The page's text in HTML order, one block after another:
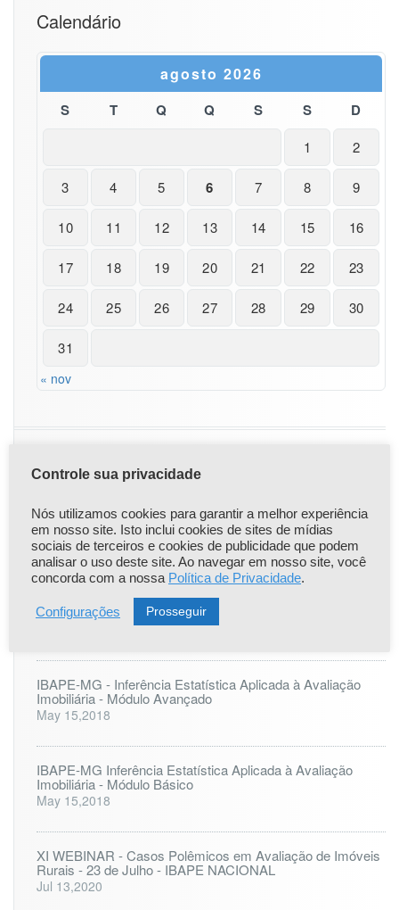
Calendário
agosto 2026
S T Q Q S S D
1 2
3 4 5 6 7 8 9
10 11 12 13 14 15 16
17 18 19 20 21 22 23
24 25 26 27 28 29 30
31
« nov
Popular | Recent | Comentário
Comunicado Importante
Apr 22,2021
ONLINE: LAUDO PERICIAL DE ENGENHARIA - 25 à 27
de agosto
IBAPE-MG - Inferência Estatística Aplicada à Avaliação
Imobiliária - Módulo Avançado
May 15,2018
IBAPE-MG Inferência Estatística Aplicada à Avaliação
Imobiliária - Módulo Básico
May 15,2018
XI WEBINAR - Casos Polêmicos em Avaliação de Imóveis
Rurais - 23 de Julho - IBAPE NACIONAL
Jul 13,2020
Controle sua privacidade
Nós utilizamos cookies para garantir a melhor experiência
em nosso site. Isto inclui cookies de sites de mídias
sociais de terceiros e cookies de publicidade que podem
analisar o uso deste site. Ao navegar em nosso site, você
concorda com a nossa Política de Privacidade.
Configurações Prosseguir